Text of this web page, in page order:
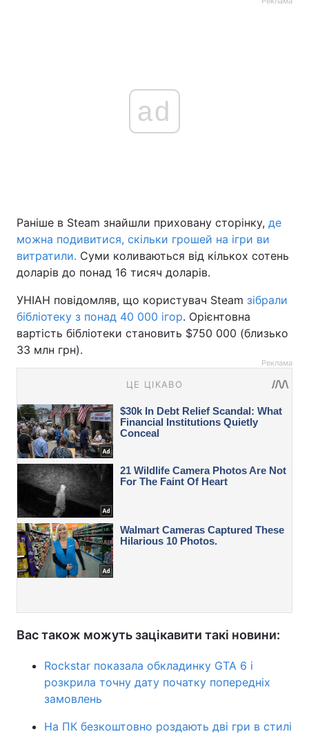
ad
Раніше в Steam знайшли приховану сторінку, де
можна подивитися, скільки грошей на ігри ви
витратили. Суми коливаються від кількох сотень
доларів до понад 16 тисяч доларів.
УНІАН повідомляв, що користувач Steam зібрали
бібліотеку з понад 40 000 ігор. Орієнтовна
вартість бібліотеки становить $750 000 (близько
33 млн грн).
Реклама
Вас також можуть зацікавити такі новини:
Rockstar показала обкладинку GTA 6 і
розкрила точну дату початку попередніх
замовлень
На ПК безкоштовно роздають дві гри в стилі